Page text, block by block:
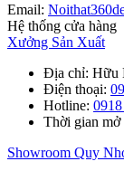
Email:
Hệ thống cửa hàng
Xưởng Sản Xuất
Địa chỉ: Hữu
Điện thoại:
Hotline:
Thời gian mở
Showroom Quy